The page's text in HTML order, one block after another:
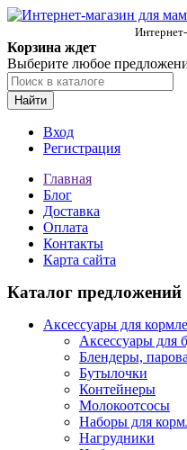
Корзина ждет
Выберите любое
Найти
Вход
Регистрация
Главная
Блог
Доставка
Оплата
Контакты
Карта сайта
Каталог предложений
Аксессуары для
Аксессуары для
Блендеры,
Бутылочки
Контейнеры
Молокоотсосы
Наборы для
Нагрудники